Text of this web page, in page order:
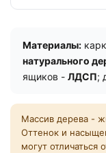
Материалы:
натурального
ящиков - ЛДСП;
Массив дерева -
Оттенок и
могут отличаться